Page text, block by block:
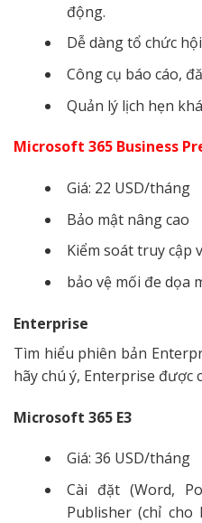
động.
Dễ dàng tổ chức
Công cụ báo cáo,
Quản lý lịch hẹn
Microsoft 365 Business
Giá: 22 USD/tháng
Bảo mật nâng cao
Kiểm soát truy cập
bảo vệ mối đe dọa
Enterprise
Tìm hiểu phiên bản
hãy chú ý, Enterprise được
Microsoft 365 E3
Giá: 36 USD/tháng
Cài đặt (Word,
Publisher (chỉ cho